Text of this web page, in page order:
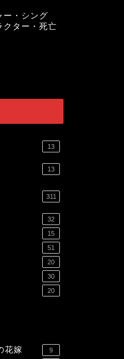
ー・シング
クター・死亡
13
13
311
32
15
51
20
30
20
花嫁 9